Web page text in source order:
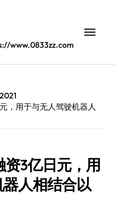
www.0833zz.com
2021
，用于与无人驾驶机器人
资3亿日元，用
人相结合以